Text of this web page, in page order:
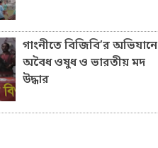
গাংনীতে বিজিবি’র অভিযানে
অবৈধ ওষুধ ও ভারতীয় মদ
উদ্ধার